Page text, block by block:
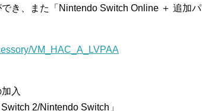
き、また「Nintendo Switch Online ＋ 追加パ
VM_HAC_A_LVPAA
入
2/Nintendo Switch」